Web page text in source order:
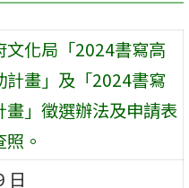
文化局「2024書寫高
計畫」及「2024書寫
畫」徵選辦法及申請表
。
日